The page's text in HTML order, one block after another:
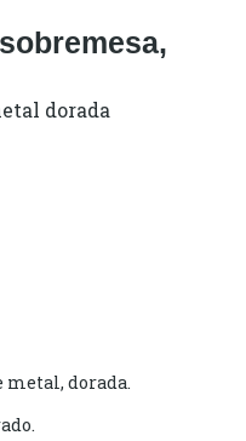
dorada
metal, dorada.